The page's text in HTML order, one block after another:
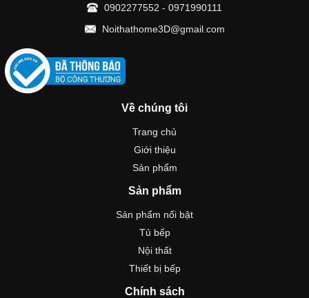
0902277552 - 0971990111
Noithathome3D@gmail.com
Về chúng tôi
Trang chủ
Giới thiệu
Sản phẩm
Sản phẩm
Sản phẩm nổi bật
Tủ bếp
Nội thất
Thiết bị bếp
Chính sách